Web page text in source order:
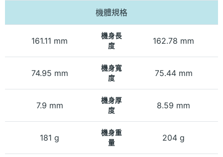
機體規格
161.11 mm
機身長
度
162.78 mm
74.95 mm
機身寬
度
75.44 mm
7.9 mm
機身厚
度
8.59 mm
181 g
機身重
量
204 g